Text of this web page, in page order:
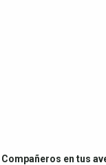
Compañeros en tus